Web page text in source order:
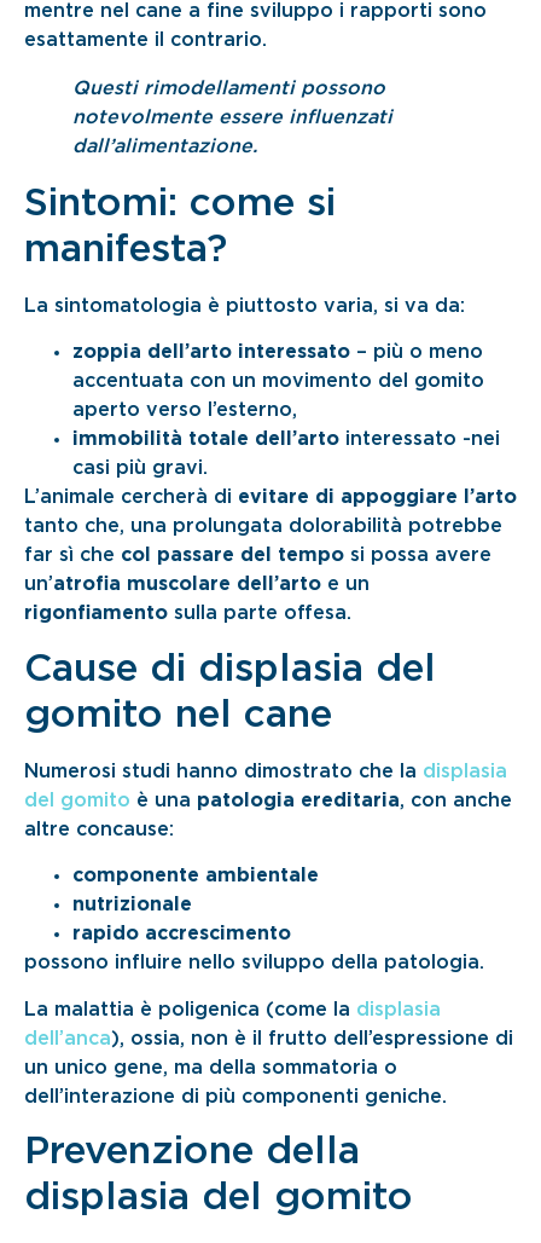
mentre nel cane a fine sviluppo i rapporti sono
esattamente il contrario.
Questi rimodellamenti possono
notevolmente essere influenzati
dall’alimentazione.
Sintomi: come si
manifesta?
La sintomatologia è piuttosto varia, si va da:
zoppia dell’arto interessato – più o meno
accentuata con un movimento del gomito
aperto verso l’esterno,
immobilità totale dell’arto interessato -nei
casi più gravi.
L’animale cercherà di evitare di appoggiare l’arto
tanto che, una prolungata dolorabilità potrebbe
far sì che col passare del tempo si possa avere
un’atrofia muscolare dell’arto e un
rigonfiamento sulla parte offesa.
Cause di displasia del
gomito nel cane
Numerosi studi hanno dimostrato che la displasia
del gomito è una patologia ereditaria, con anche
altre concause:
componente ambientale
nutrizionale
rapido accrescimento
possono influire nello sviluppo della patologia.
La malattia è poligenica (come la displasia
dell’anca), ossia, non è il frutto dell’espressione di
un unico gene, ma della sommatoria o
dell’interazione di più componenti geniche.
Prevenzione della
displasia del gomito